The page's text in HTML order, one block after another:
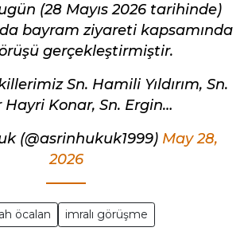
(28 Mayıs 2026 tarihinde)
bayram ziyareti kapsamında
gerçekleştirmiştir.
Sn. Hamili Yıldırım, Sn.
Hayri Konar, Sn. Ergin…
(@asrinhukuk1999) May 28,
2026
öcalan
imralı görüşme